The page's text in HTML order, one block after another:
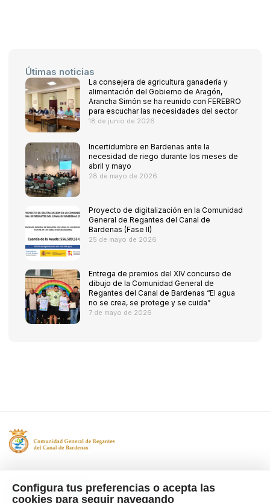
Configura tus preferencias o acepta las
cookies para seguir navegando
Útimas noticias
La consejera de agricultura ganadería y
alimentación del Gobierno de Aragón,
Arancha Simón se ha reunido con FEREBRO
para escuchar las necesidades del sector
18 de junio de 2026
Incertidumbre en Bardenas ante la
necesidad de riego durante los meses de
abril y mayo
28 de mayo de 2026
Proyecto de digitalización en la Comunidad
General de Regantes del Canal de
Bardenas (Fase II)
25 de mayo de 2026
Entrega de premios del XIV concurso de
dibujo de la Comunidad General de
Regantes del Canal de Bardenas “El agua
no se crea, se protege y se cuida”
7 de mayo de 2026
Tfno. 976 662 311
Ctra Gallur-Sangüesa s/n 50600